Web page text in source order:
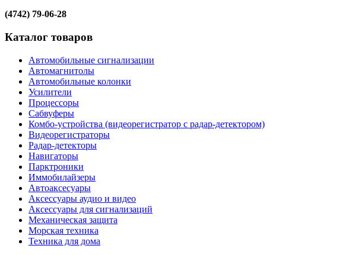
(4742) 79-06-28
Каталог товаров
Автомобильные сигнализации
Автомагнитолы
Автомобильные колонки
Усилители
Процессоры
Сабвуферы
Комбо-устройства (видеорегистратор с радар-детектором)
Видеорегистраторы
Радар-детекторы
Навигаторы
Парктроники
Иммобилайзеры
Автоаксесуары
Аксессуары аудио и видео
Аксессуары для сигнализаций
Механическая защита
Морская техника
Техника для дома